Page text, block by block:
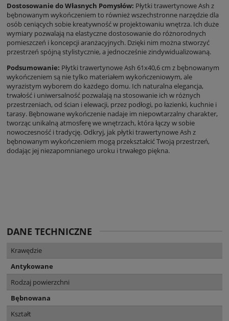
Dostosowanie do Własnych Pomysłów: Płytki trawertynowe Ash z
bębnowanym wykończeniem to również wszechstronne narzędzie dla
osób ceniących sobie kreatywność w projektowaniu wnętrza. Ich duże
wymiary pozwalają na elastyczne dostosowanie do różnorodnych
pomieszczeń i koncepcji aranżacyjnych. Dzięki nim można stworzyć
przestrzeń spójną stylistycznie, a jednocześnie zindywidualizowaną.
Podsumowanie: Płytki trawertynowe Ash 61x40,6 cm z bębnowanym
wykończeniem są nie tylko materiałem wykończeniowym, ale
wyrazistym wyborem do każdego domu. Ich naturalna elegancja,
trwałość i uniwersalność pozwalają na stosowanie ich w różnych
przestrzeniach, od ścian i elewacji, przez podłogi, po łazienki, kuchnie i
tarasy. Bębnowane wykończenie nadaje im niepowtarzalny charakter,
tworząc unikalną atmosferę we wnętrzach, która łączy w sobie
nowoczesność i tradycję. Odkryj, jak płytki trawertynowe Ash z
bębnowanym wykończeniem mogą przekształcić Twoją przestrzeń,
dodając jej niezapomnianego uroku i trwałego piękna.
DANE TECHNICZNE
Krawędzie
Antykowane
Rodzaj powierzchni
Bębnowana
Kształt